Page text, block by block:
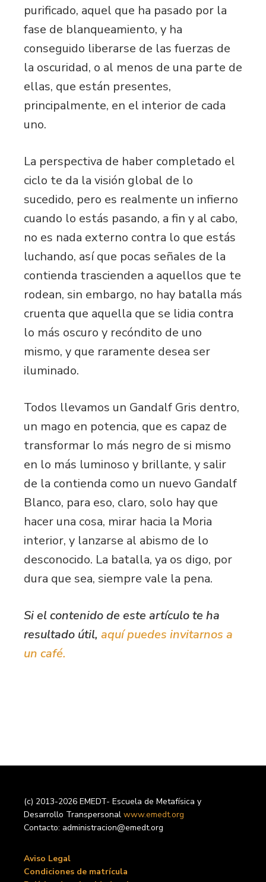
purificado, aquel que ha pasado por la
fase de blanqueamiento, y ha
conseguido liberarse de las fuerzas de
la oscuridad, o al menos de una parte de
ellas, que están presentes,
principalmente, en el interior de cada
uno.
La perspectiva de haber completado el
ciclo te da la visión global de lo
sucedido, pero es realmente un infierno
cuando lo estás pasando, a fin y al cabo,
no es nada externo contra lo que estás
luchando, así que pocas señales de la
contienda trascienden a aquellos que te
rodean, sin embargo, no hay batalla más
cruenta que aquella que se lidia contra
lo más oscuro y recóndito de uno
mismo, y que raramente desea ser
iluminado.
Todos llevamos un Gandalf Gris dentro,
un mago en potencia, que es capaz de
transformar lo más negro de si mismo
en lo más luminoso y brillante, y salir
de la contienda como un nuevo Gandalf
Blanco, para eso, claro, solo hay que
hacer una cosa, mirar hacia la Moria
interior, y lanzarse al abismo de lo
desconocido. La batalla, ya os digo, por
dura que sea, siempre vale la pena.
Si el contenido de este artículo te ha
resultado útil, aquí puedes invitarnos a
un café.
(c) 2013-2026 EMEDT- Escuela de Metafísica y
Desarrollo Transpersonal www.emedt.org
Contacto: administracion@emedt.org
Aviso Legal
Condiciones de matrícula